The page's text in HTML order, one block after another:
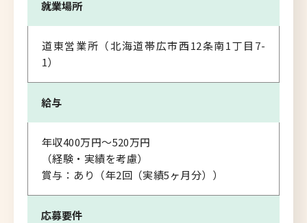
就業場所
道東営業所（北海道帯広市西12条南1丁目7-
1）
給与
年収400万円～520万円
（経験・実績を考慮）
賞与：あり（年2回（実績5ヶ月分））
応募要件